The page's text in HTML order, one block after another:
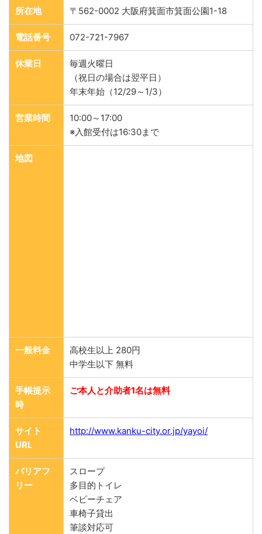
所在地 〒562-0002 大阪府箕面市箕面公園1-18
電話番号 072-721-7967
休業日
毎週火曜日
（祝日の場合は翌平日）
年末年始（12/29～1/3）
営業時間
10:00～17:00
※入館受付は16:30まで
地図
一般料金
高校生以上 280円
中学生以下 無料
手帳提示
時
ご本人と介助者1名は無料
サイト
URL
http://www.kanku-city.or.jp/yayoi/
バリアフ
リー
スロープ
多目的トイレ
ベビーチェア
車椅子貸出
筆談対応可